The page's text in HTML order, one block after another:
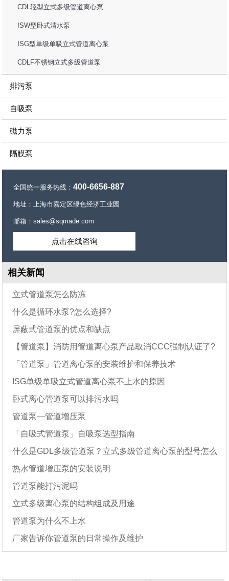
CDL轻型立式多级管道离心泵
ISW型卧式清水泵
ISG型单级单吸立式管道离心泵
CDLF不锈钢立式多级管道泵
排污泵
自吸泵
磁力泵
隔膜泵
全国统一服务热线：400-6656-887
地址：上海市嘉定区绿色经济工业园
邮箱：sales@sqmade.com
点击在线咨询
相关新闻
立式管道泵怎么防冻
什么是循环水泵?怎么选择?
屏蔽式管道泵的优点和缺点
【管道泵】消防用管道离心泵产品取消CCC强制认证了?
「管道泵」管道离心泵的安装维护和保养技术
ISG单级单吸立式管道离心泵不上水的原因
卧式离心管道泵可以排污水吗
管道泵—管道增压泵
「自吸式管道泵」自吸泵选型指南
什么是GDL多级管道泵？立式多级管道离心泵的型号怎么
看？热水管道增压泵的安装说明
管道泵能打污泥吗
立式多级离心泵的结构组成及用途
管道泵为什么不上水
厂家告诉你管道泵的日常操作及维护